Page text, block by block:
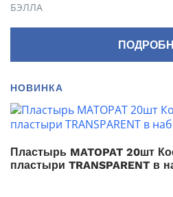
БЭЛЛА
НОВИНКА
Пластырь MATOPAT 20шт
пластыри TRANSPARENT в